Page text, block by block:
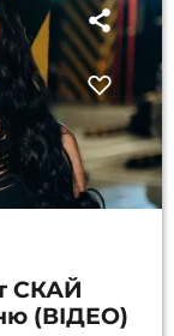
СКАЙ
(ВІДЕО)